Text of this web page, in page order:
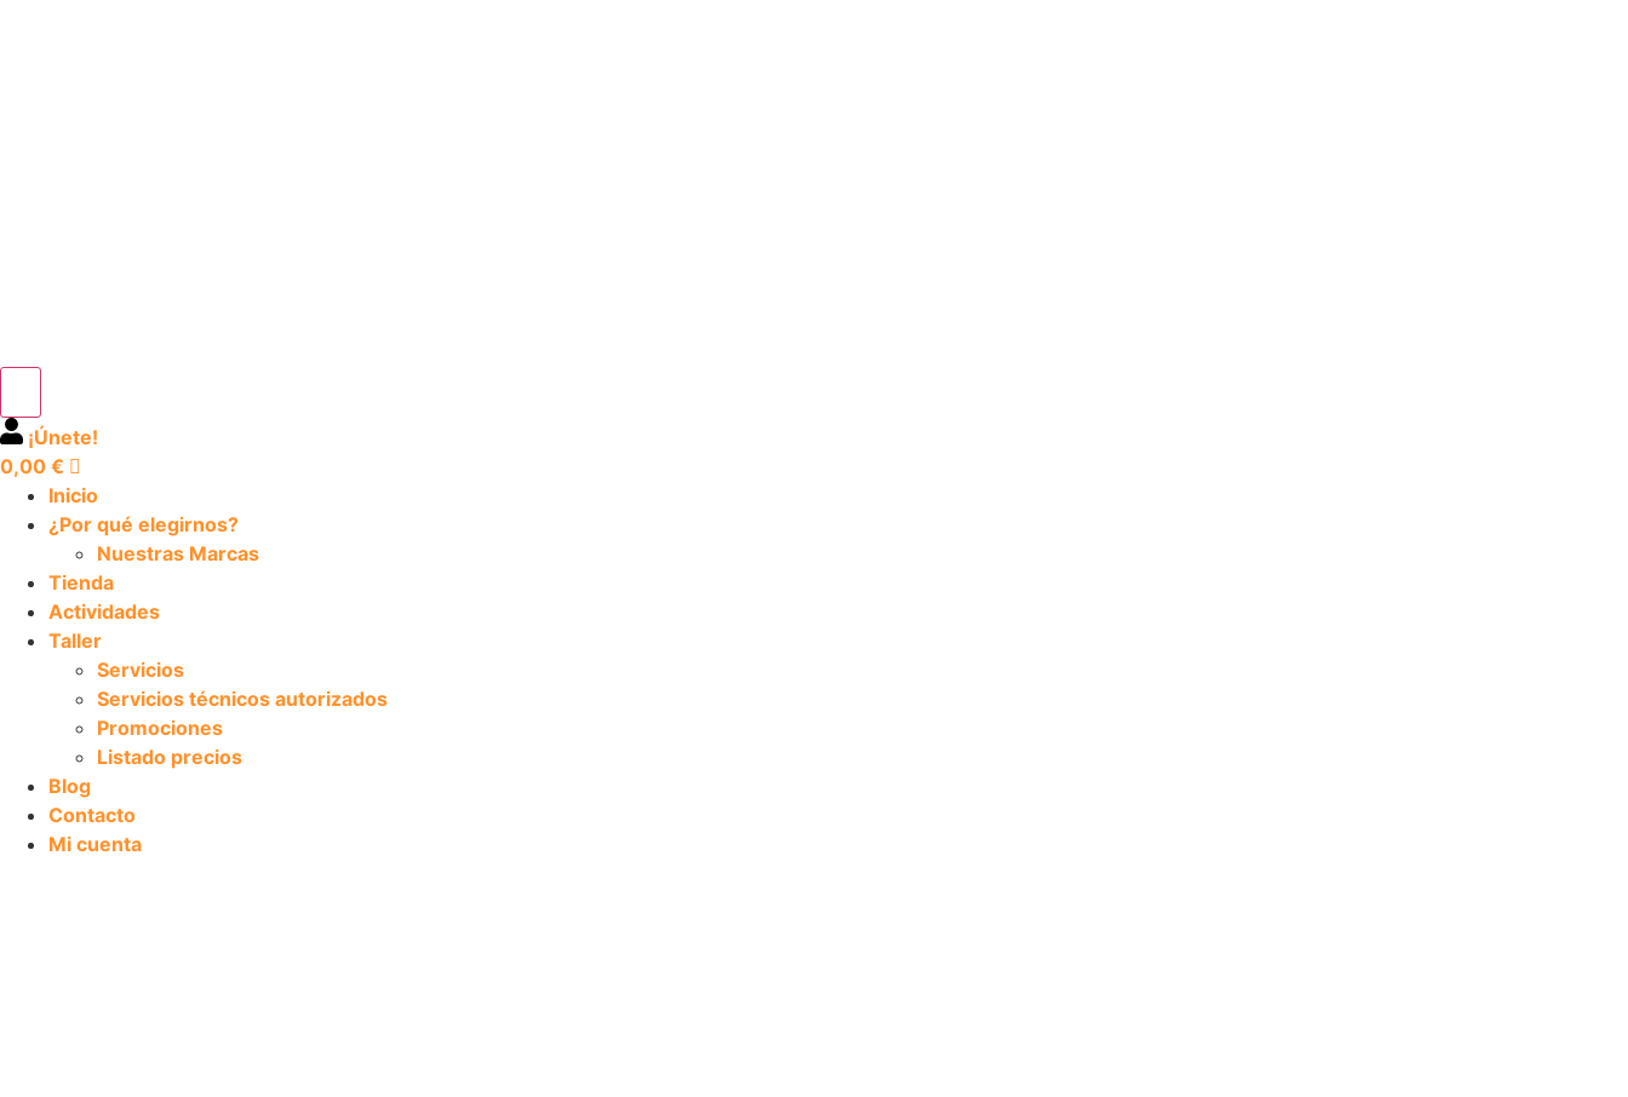
¡Únete!
0,00 €
Inicio
¿Por qué elegirnos?
Nuestras Marcas
Tienda
Actividades
Taller
Servicios
Servicios técnicos autorizados
Promociones
Listado precios
Blog
Contacto
Mi cuenta